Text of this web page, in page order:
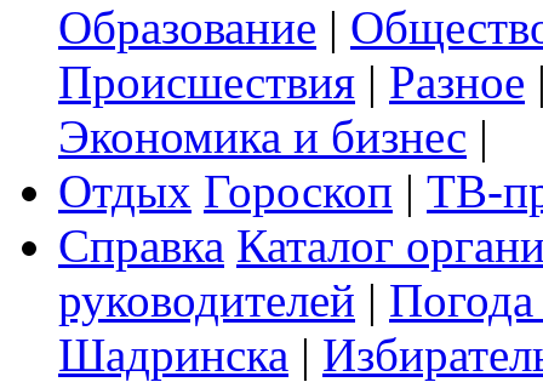
Образование |
Происшествия | Разное
Экономика и бизнес |
Отдых Гороскоп | ТВ-
Справка Каталог
руководителей |
Шадринска |